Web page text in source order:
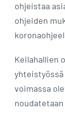
ohjeistaa
ohjeiden
Keilahallien
voimassa